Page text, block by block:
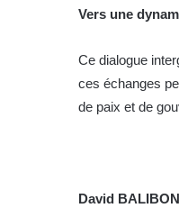
Vers une
Ce dialogue
ces échanges
de paix et de
David